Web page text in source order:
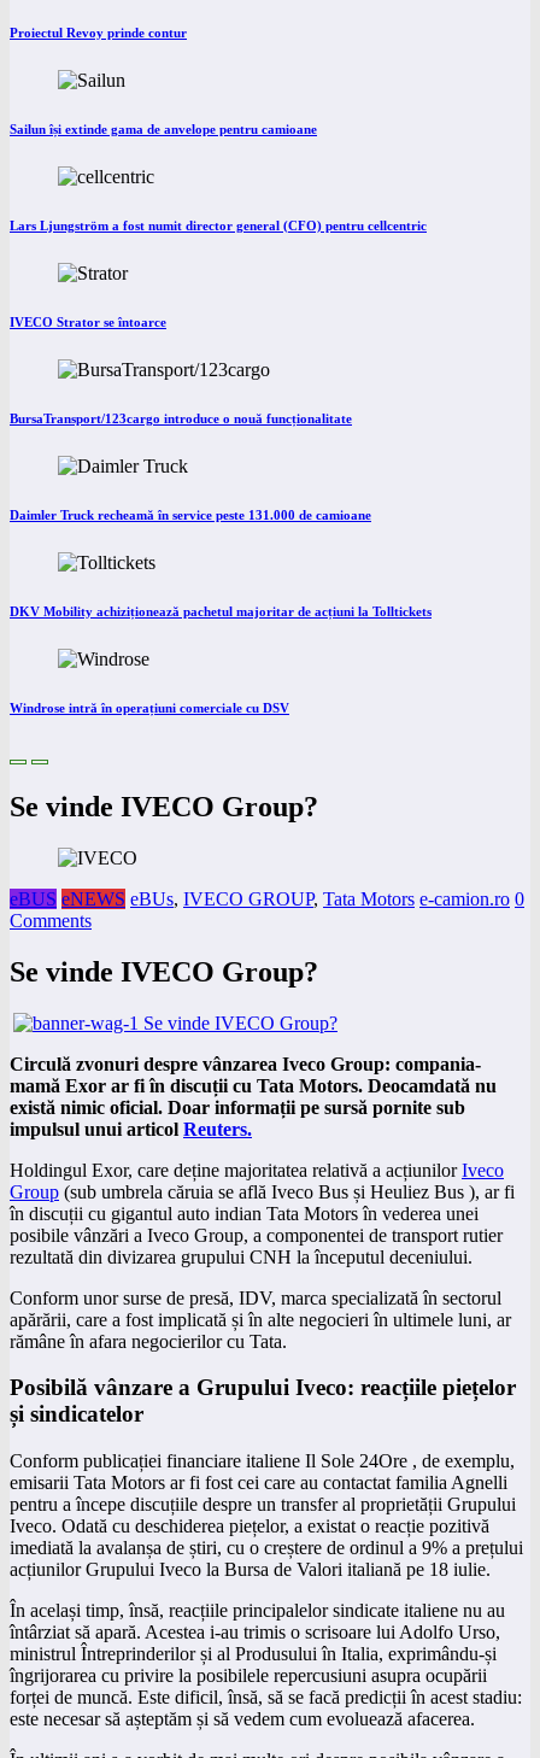
Proiectul Revoy prinde contur
Sailun își extinde gama de anvelope pentru camioane
Lars Ljungström a fost numit director general (CFO) pentru cellcentric
IVECO Strator se întoarce
BursaTransport/123cargo introduce o nouă funcționalitate
Daimler Truck recheamă în service peste 131.000 de camioane
DKV Mobility achiziționează pachetul majoritar de acțiuni la Tolltickets
Windrose intră în operațiuni comerciale cu DSV
Se vinde IVECO Group?
eBUS eNEWS eBUs, IVECO GROUP, Tata Motors e-camion.ro 0
Comments
Se vinde IVECO Group?
Circulă zvonuri despre vânzarea Iveco Group: compania-
mamă Exor ar fi în discuții cu Tata Motors. Deocamdată nu
există nimic oficial. Doar informații pe sursă pornite sub
impulsul unui articol Reuters.
Holdingul Exor, care deține majoritatea relativă a acțiunilorIveco
Group (sub umbrela căruia se află Iveco Bus și Heuliez Bus ), ar fi
în discuții cu gigantul auto indian Tata Motors în vederea unei
posibile vânzări a Iveco Group, a componentei de transport rutier
rezultată din divizarea grupului CNH la începutul deceniului.
Conform unor surse de presă, IDV, marca specializată în sectorul
apărării, care a fost implicată și în alte negocieri în ultimele luni, ar
rămâne în afara negocierilor cu Tata.
Posibilă vânzare a Grupului Iveco: reacțiile piețelor
și sindicatelor
Conform publicației financiare italiene Il Sole 24Ore , de exemplu,
emisarii Tata Motors ar fi fost cei care au contactat familia Agnelli
pentru a începe discuțiile despre un transfer al proprietății Grupului
Iveco. Odată cu deschiderea piețelor, a existat o reacție pozitivă
imediată la avalanșa de știri, cu o creștere de ordinul a 9% a prețului
acțiunilor Grupului Iveco la Bursa de Valori italiană pe 18 iulie.
În același timp, însă, reacțiile principalelor sindicate italiene nu au
întârziat să apară. Acestea i-au trimis o scrisoare lui Adolfo Urso,
ministrul Întreprinderilor și al Produsului în Italia, exprimându-și
îngrijorarea cu privire la posibilele repercusiuni asupra ocupării
forței de muncă. Este dificil, însă, să se facă predicții în acest stadiu:
este necesar să așteptăm și să vedem cum evoluează afacerea.